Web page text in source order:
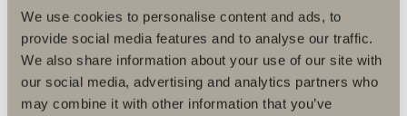
We use cookies to personalise content and ads, to
provide social media features and to analyse our traffic.
We also share information about your use of our site with
our social media, advertising and analytics partners who
may combine it with other information that you’ve